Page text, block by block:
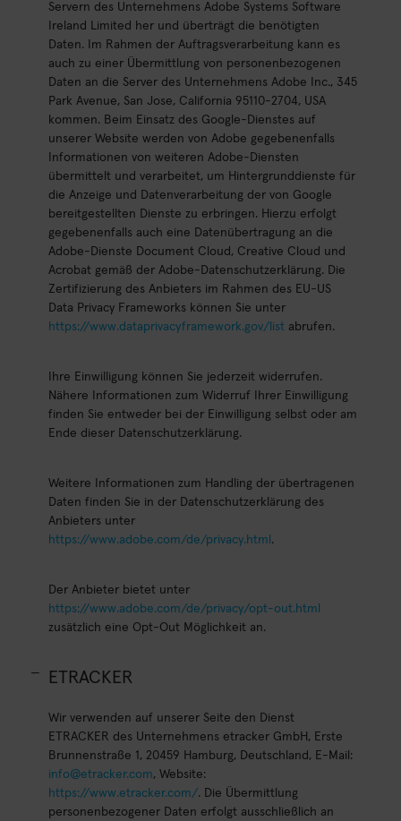
Servern des Unternehmens Adobe Systems Software
Ireland Limited her und überträgt die benötigten
Daten. Im Rahmen der Auftragsverarbeitung kann es
auch zu einer Übermittlung von personenbezogenen
Daten an die Server des Unternehmens Adobe Inc., 345
Park Avenue, San Jose, California 95110-2704, USA
kommen. Beim Einsatz des Google-Dienstes auf
unserer Website werden von Adobe gegebenenfalls
Informationen von weiteren Adobe-Diensten
übermittelt und verarbeitet, um Hintergrunddienste für
die Anzeige und Datenverarbeitung der von Google
bereitgestellten Dienste zu erbringen. Hierzu erfolgt
gegebenenfalls auch eine Datenübertragung an die
Adobe-Dienste Document Cloud, Creative Cloud und
Acrobat gemäß der Adobe-Datenschutzerklärung. Die
Zertifizierung des Anbieters im Rahmen des EU-US
Data Privacy Frameworks können Sie unter
https://www.dataprivacyframework.gov/list abrufen.
Ihre Einwilligung können Sie jederzeit widerrufen.
Nähere Informationen zum Widerruf Ihrer Einwilligung
finden Sie entweder bei der Einwilligung selbst oder am
Ende dieser Datenschutzerklärung.
Weitere Informationen zum Handling der übertragenen
Daten finden Sie in der Datenschutzerklärung des
Anbieters unter
https://www.adobe.com/de/privacy.html .
Der Anbieter bietet unter
https://www.adobe.com/de/privacy/opt-out.html
zusätzlich eine Opt-Out Möglichkeit an.
ETRACKER
Wir verwenden auf unserer Seite den Dienst
ETRACKER des Unternehmens etracker GmbH, Erste
Brunnenstraße 1, 20459 Hamburg, Deutschland, E-Mail:
info@etracker.com, Website:
https://www.etracker.com/. Die Übermittlung
personenbezogener Daten erfolgt ausschließlich an